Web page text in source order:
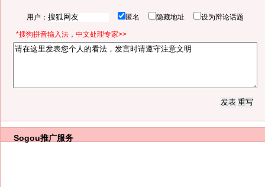
用户： 匿名 隐藏地址 设为辩论话题
*搜狗拼音输入法，中文处理专家>>
Sogou推广服务